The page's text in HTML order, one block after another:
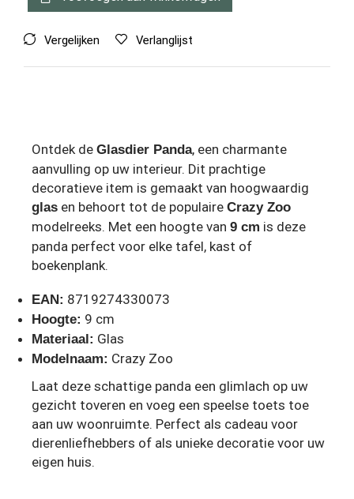
Vergelijken Verlanglijst
Ontdek de Glasdier Panda, een charmante
aanvulling op uw interieur. Dit prachtige
decoratieve item is gemaakt van hoogwaardig
glas en behoort tot de populaire Crazy Zoo
modelreeks. Met een hoogte van 9 cm is deze
panda perfect voor elke tafel, kast of
boekenplank.
EAN: 8719274330073
Hoogte: 9 cm
Materiaal: Glas
Modelnaam: Crazy Zoo
Laat deze schattige panda een glimlach op uw
gezicht toveren en voeg een speelse toets toe
aan uw woonruimte. Perfect als cadeau voor
dierenliefhebbers of als unieke decoratie voor uw
eigen huis.